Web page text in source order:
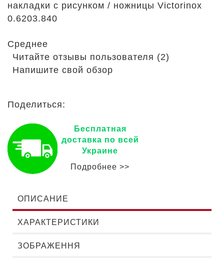
накладки с рисунком / ножницы Victorinox
0.6203.840
Среднее
Читайте отзывы пользователя (2)
Напишите свой обзор
Поделиться:
Бесплатная
доставка по всей
Украине
Подробнее >>
ОПИСАНИЕ
ХАРАКТЕРИСТИКИ
ЗОБРАЖЕННЯ